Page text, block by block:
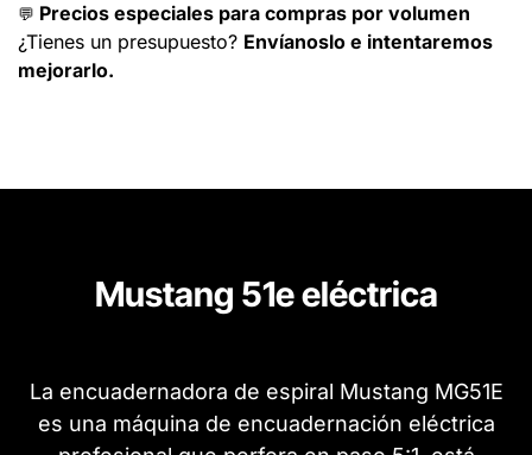
💬 Precios especiales para compras por volumen
¿Tienes un presupuesto? Envíanoslo e intentaremos
mejorarlo.
Mustang 51e eléctrica
La encuadernadora de espiral Mustang MG51E
es una máquina de encuadernación eléctrica